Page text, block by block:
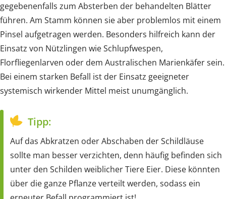
gegebenenfalls zum Absterben der behandelten Blätter
führen. Am Stamm können sie aber problemlos mit einem
Pinsel aufgetragen werden. Besonders hilfreich kann der
Einsatz von Nützlingen wie Schlupfwespen,
Florfliegenlarven oder dem Australischen Marienkäfer sein.
Bei einem starken Befall ist der Einsatz geeigneter
systemisch wirkender Mittel meist unumgänglich.
Tipp:
Auf das Abkratzen oder Abschaben der Schildläuse
sollte man besser verzichten, denn häufig befinden sich
unter den Schilden weiblicher Tiere Eier. Diese könnten
über die ganze Pflanze verteilt werden, sodass ein